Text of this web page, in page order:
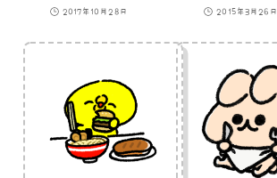
2017年10月28日 2015年3月26日